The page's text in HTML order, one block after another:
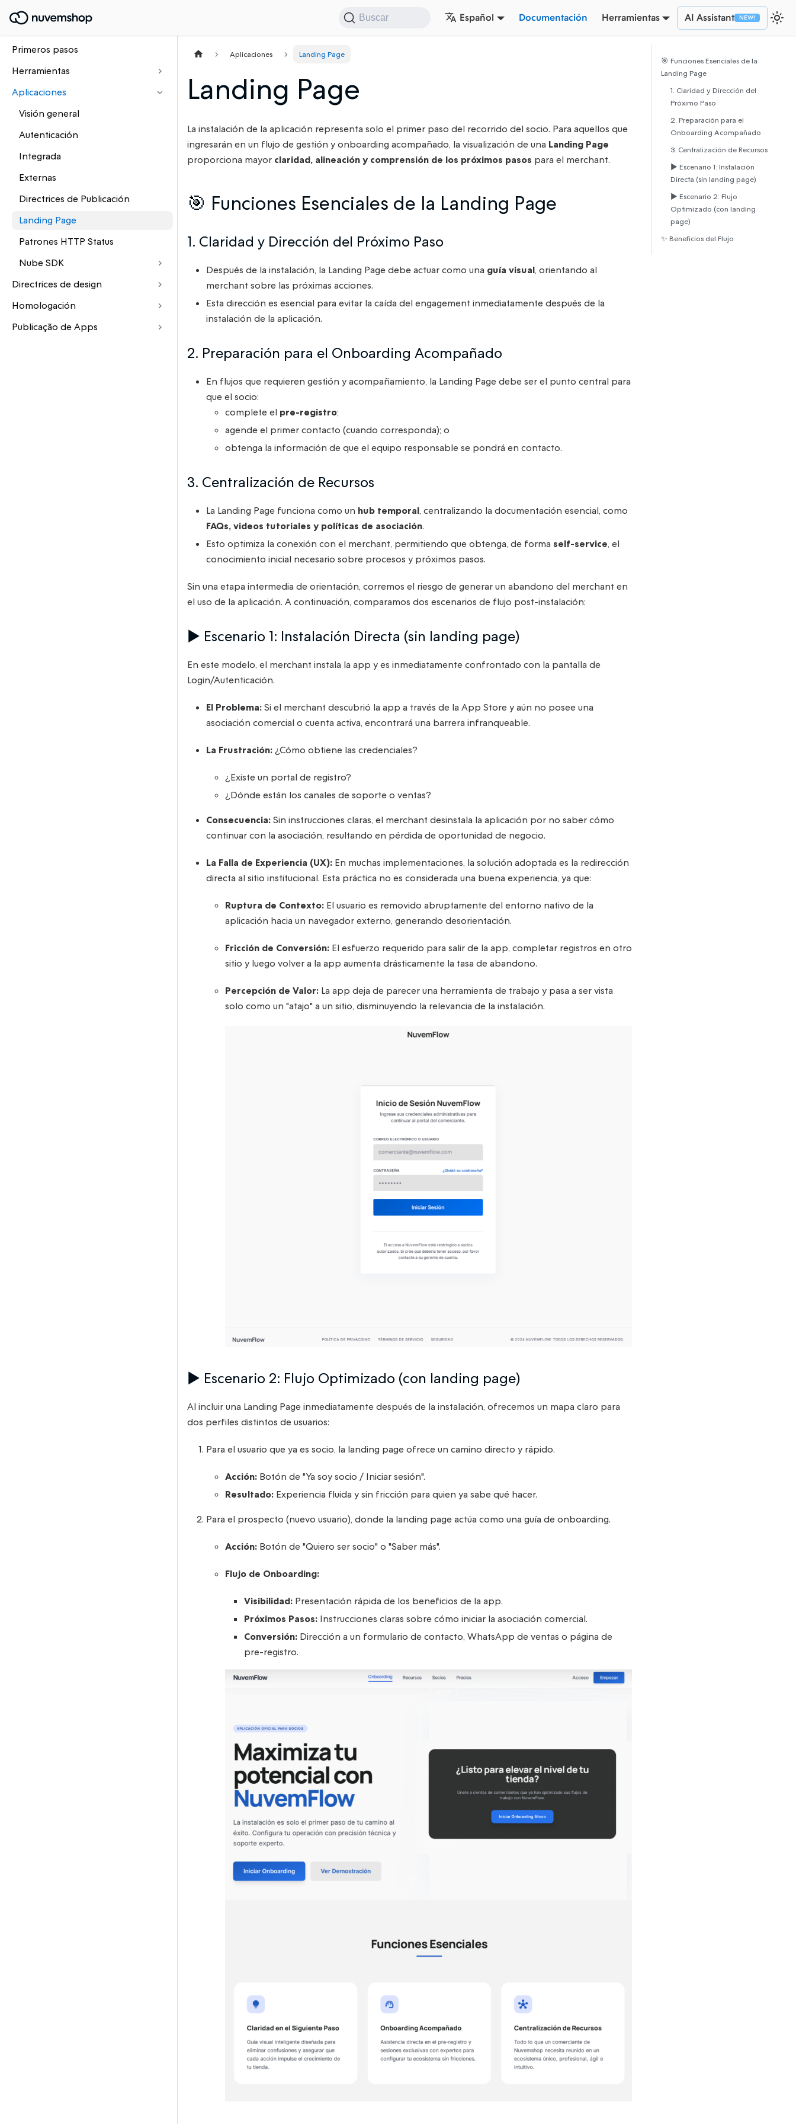
Buscar Español Documentación Herramientas AI Assistant
Primeros pasos
Herramientas
Aplicaciones
Visión general
Autenticación
Integrada
Externas
Directrices de Publicación
Landing Page
Patrones HTTP Status
Nube SDK
Directrices de design
Homologación
Publicação de Apps
Aplicaciones Landing Page
Landing Page
La instalación de la aplicación representa solo el primer paso del recorrido del socio. Para aquellos que
ingresarán en un flujo de gestión y onboarding acompañado, la visualización de una Landing Page
proporciona mayor claridad, alineación y comprensión de los próximos pasos para el merchant.
🎯 Funciones Esenciales de la Landing Page
1. Claridad y Dirección del Próximo Paso
Después de la instalación, la Landing Page debe actuar como una guía visual, orientando al
merchant sobre las próximas acciones.
Esta dirección es esencial para evitar la caída del engagement inmediatamente después de la
instalación de la aplicación.
2. Preparación para el Onboarding Acompañado
En flujos que requieren gestión y acompañamiento, la Landing Page debe ser el punto central para
que el socio:
complete el pre-registro;
agende el primer contacto (cuando corresponda); o
obtenga la información de que el equipo responsable se pondrá en contacto.
3. Centralización de Recursos
La Landing Page funciona como un hub temporal, centralizando la documentación esencial, como
FAQs, videos tutoriales y políticas de asociación.
Esto optimiza la conexión con el merchant, permitiendo que obtenga, de forma self-service, el
conocimiento inicial necesario sobre procesos y próximos pasos.
Sin una etapa intermedia de orientación, corremos el riesgo de generar un abandono del merchant en
el uso de la aplicación. A continuación, comparamos dos escenarios de flujo post-instalación:
▶️ Escenario 1: Instalación Directa (sin landing page)
En este modelo, el merchant instala la app y es inmediatamente confrontado con la pantalla de
Login/Autenticación.
El Problema:Si el merchant descubrió la app a través de la App Store y aún no posee una
asociación comercial o cuenta activa, encontrará una barrera infranqueable.
La Frustración:¿Cómo obtiene las credenciales?
¿Existe un portal de registro?
¿Dónde están los canales de soporte o ventas?
Consecuencia:Sin instrucciones claras, el merchant desinstala la aplicación por no saber cómo
continuar con la asociación, resultando en pérdida de oportunidad de negocio.
La Falla de Experiencia (UX): En muchas implementaciones, la solución adoptada es la redirección
directa al sitio institucional. Esta práctica no es considerada una buena experiencia, ya que:
Ruptura de Contexto: El usuario es removido abruptamente del entorno nativo de la
aplicación hacia un navegador externo, generando desorientación.
Fricción de Conversión: El esfuerzo requerido para salir de la app, completar registros en otro
sitio y luego volver a la app aumenta drásticamente la tasa de abandono.
Percepción de Valor: La app deja de parecer una herramienta de trabajo y pasa a ser vista
solo como un "atajo" a un sitio, disminuyendo la relevancia de la instalación.
▶️ Escenario 2: Flujo Optimizado (con landing page)
Al incluir una Landing Page inmediatamente después de la instalación, ofrecemos un mapa claro para
dos perfiles distintos de usuarios:
Para el usuario que ya es socio, la landing page ofrece un camino directo y rápido.
Acción: Botón de "Ya soy socio / Iniciar sesión".
Resultado: Experiencia fluida y sin fricción para quien ya sabe qué hacer.
Para el prospecto (nuevo usuario), donde la landing page actúa como una guía de onboarding.
Acción: Botón de "Quiero ser socio" o "Saber más".
Flujo de Onboarding:
Visibilidad: Presentación rápida de los beneficios de la app.
Próximos Pasos: Instrucciones claras sobre cómo iniciar la asociación comercial.
Conversión: Dirección a un formulario de contacto, WhatsApp de ventas o página de
pre-registro.
🎯 Funciones Esenciales de la
Landing Page
1. Claridad y Dirección del
Próximo Paso
2. Preparación para el
Onboarding Acompañado
3. Centralización de Recursos
▶️ Escenario 1: Instalación
Directa (sin landing page)
▶️ Escenario 2: Flujo
Optimizado (con landing
page)
✨ Beneficios del Flujo